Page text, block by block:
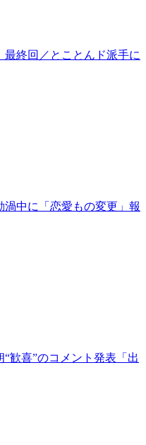
最終回／とことんド派手に
中に「恋愛もの変更」報
“歓喜”のコメント発表「出